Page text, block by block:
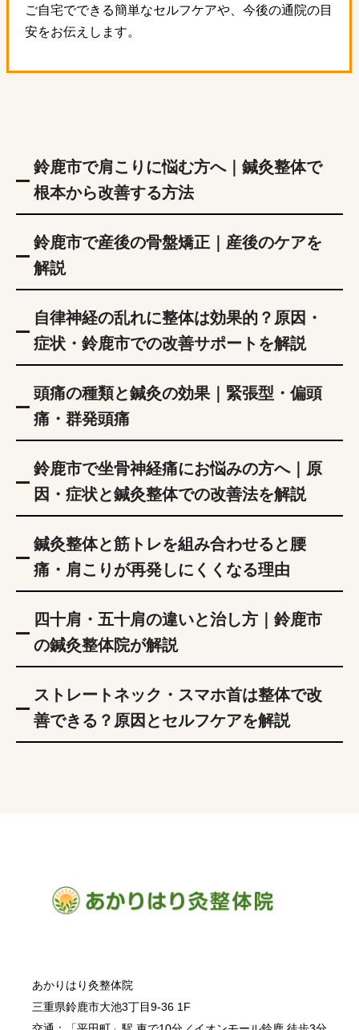
ご自宅でできる簡単なセルフケアや、今後の通院の目
安をお伝えします。
鈴鹿市で肩こりに悩む方へ｜鍼灸整体で
根本から改善する方法
鈴鹿市で産後の骨盤矯正｜産後のケアを
解説
自律神経の乱れに整体は効果的？原因・
症状・鈴鹿市での改善サポートを解説
頭痛の種類と鍼灸の効果｜緊張型・偏頭
痛・群発頭痛
鈴鹿市で坐骨神経痛にお悩みの方へ｜原
因・症状と鍼灸整体での改善法を解説
鍼灸整体と筋トレを組み合わせると腰
痛・肩こりが再発しにくくなる理由
四十肩・五十肩の違いと治し方｜鈴鹿市
の鍼灸整体院が解説
ストレートネック・スマホ首は整体で改
善できる？原因とセルフケアを解説
あかりはり灸整体院
三重県鈴鹿市大池3丁目9-36 1F